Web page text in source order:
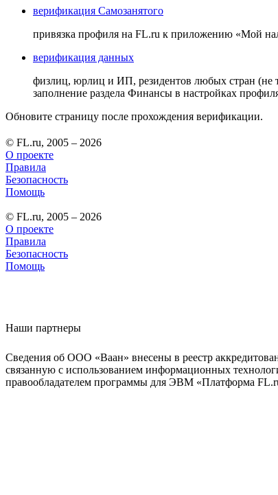
верификация Самозанятого
привязка профиля на FL.ru к приложению «Мой
верификация данных
физлиц, юрлиц и ИП, резидентов любых стран (не
заполнение раздела Финансы в настройках
Обновите страницу после прохождения верификации.
© FL.ru, 2005 – 2026
О проекте
Правила
Безопасность
Помощь
© FL.ru, 2005 – 2026
О проекте
Правила
Безопасность
Помощь
Наши партнеры
Сведения об ООО «Ваан» внесены в реестр
связанную с использованием информационных
правообладателем программы для ЭВМ «Платформа